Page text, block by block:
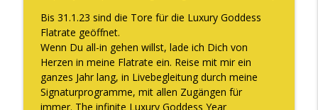
Bis 31.1.23 sind die Tore für die Luxury Goddess
Flatrate geöffnet.
Wenn Du all-in gehen willst, lade ich Dich von
Herzen in meine Flatrate ein. Reise mit mir ein
ganzes Jahr lang, in Livebegleitung durch meine
Signaturprogramme, mit allen Zugängen für
immer. The infinite Luxury Goddess Year